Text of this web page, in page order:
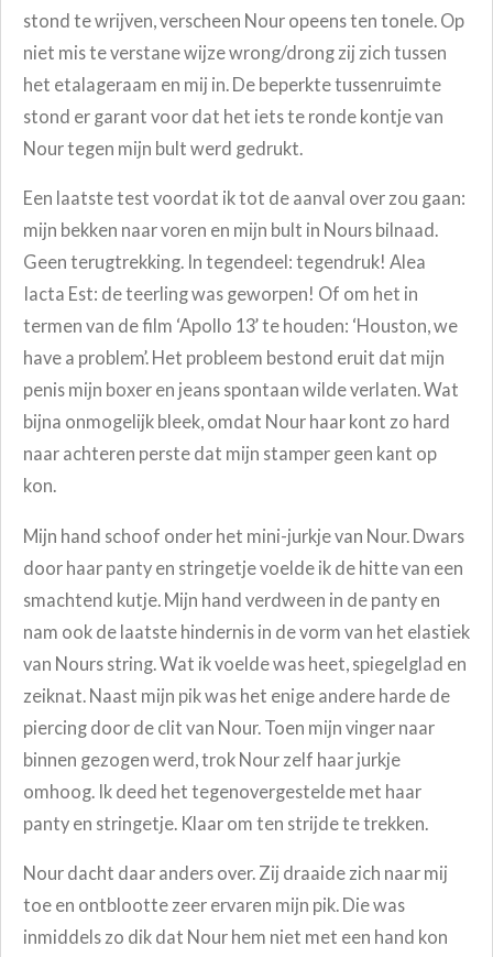
stond te wrijven, verscheen Nour opeens ten tonele. Op
niet mis te verstane wijze wrong/drong zij zich tussen
het etalageraam en mij in. De beperkte tussenruimte
stond er garant voor dat het iets te ronde kontje van
Nour tegen mijn bult werd gedrukt.
Een laatste test voordat ik tot de aanval over zou gaan:
mijn bekken naar voren en mijn bult in Nours bilnaad.
Geen terugtrekking. In tegendeel: tegendruk! Alea
Iacta Est: de teerling was geworpen! Of om het in
termen van de film ‘Apollo 13’ te houden: ‘Houston, we
have a problem’. Het probleem bestond eruit dat mijn
penis mijn boxer en jeans spontaan wilde verlaten. Wat
bijna onmogelijk bleek, omdat Nour haar kont zo hard
naar achteren perste dat mijn stamper geen kant op
kon.
Mijn hand schoof onder het mini-jurkje van Nour. Dwars
door haar panty en stringetje voelde ik de hitte van een
smachtend kutje. Mijn hand verdween in de panty en
nam ook de laatste hindernis in de vorm van het elastiek
van Nours string. Wat ik voelde was heet, spiegelglad en
zeiknat. Naast mijn pik was het enige andere harde de
piercing door de clit van Nour. Toen mijn vinger naar
binnen gezogen werd, trok Nour zelf haar jurkje
omhoog. Ik deed het tegenovergestelde met haar
panty en stringetje. Klaar om ten strijde te trekken.
Nour dacht daar anders over. Zij draaide zich naar mij
toe en ontblootte zeer ervaren mijn pik. Die was
inmiddels zo dik dat Nour hem niet met een hand kon